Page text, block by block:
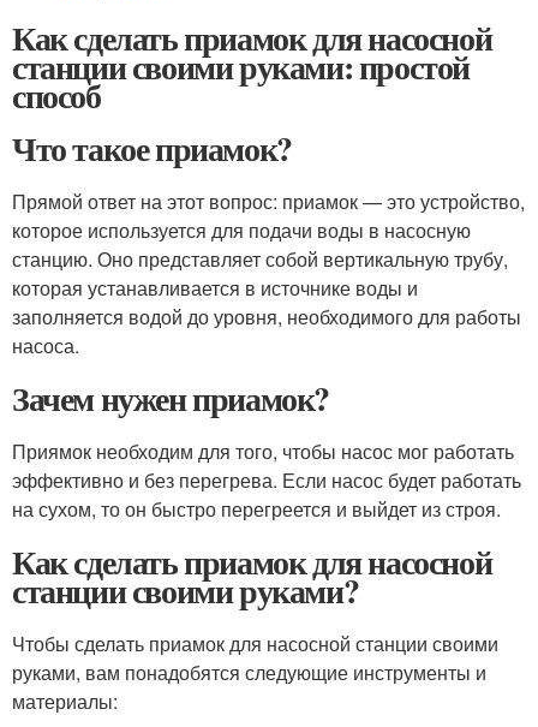
Как сделать приамок для насосной
станции своими руками: простой
способ
Что такое приамок?
Прямой ответ на этот вопрос: приамок — это устройство,
которое используется для подачи воды в насосную
станцию. Оно представляет собой вертикальную трубу,
которая устанавливается в источнике воды и
заполняется водой до уровня, необходимого для работы
насоса.
Зачем нужен приамок?
Приямок необходим для того, чтобы насос мог работать
эффективно и без перегрева. Если насос будет работать
на сухом, то он быстро перегреется и выйдет из строя.
Как сделать приамок для насосной
станции своими руками?
Чтобы сделать приамок для насосной станции своими
руками, вам понадобятся следующие инструменты и
материалы: